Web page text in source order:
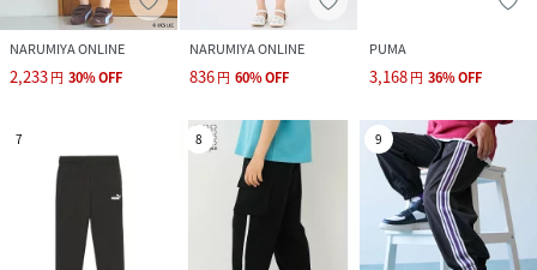
NARUMIYA ONLINE
2,233円 30%OFF
NARUMIYA ONLINE
836円 60%OFF
PUMA
3,168円 36%OFF
7 8 9